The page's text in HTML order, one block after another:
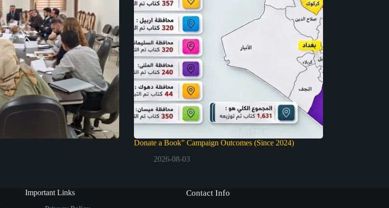
Donate a Book” Campaign Outcomes (Since 2024)
2026-08-03
Important Links
Contact Info